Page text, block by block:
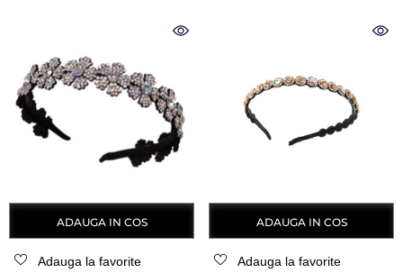
ADAUGA IN COS
Adauga la favorite
ADAUGA IN COS
Adauga la favorite